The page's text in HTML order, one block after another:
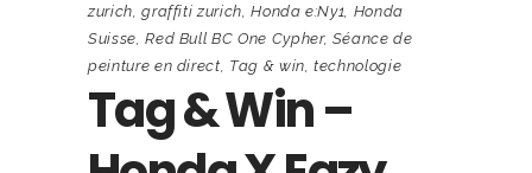
zurich ,graffiti zurich ,Honda e:Ny1 Honda
Suisse ,Red Bull BC One Cypher, Séance de
peinture en direct Tag & win ,technologie
Tag & Win –